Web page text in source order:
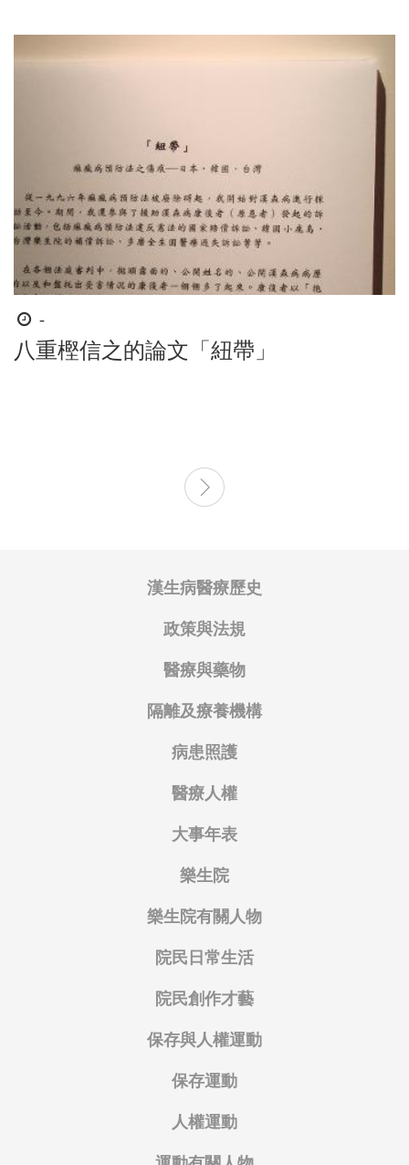
時
間
起
-
八重樫信之的論文「紐帶」
漢生病醫療歷史
政策與法規
醫療與藥物
隔離及療養機構
病患照護
醫療人權
大事年表
樂生院
樂生院有關人物
院民日常生活
院民創作才藝
保存與人權運動
保存運動
人權運動